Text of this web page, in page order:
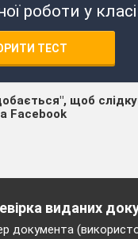
роботи у
ТЕСТ
щоб
Facebook
виданих
документа